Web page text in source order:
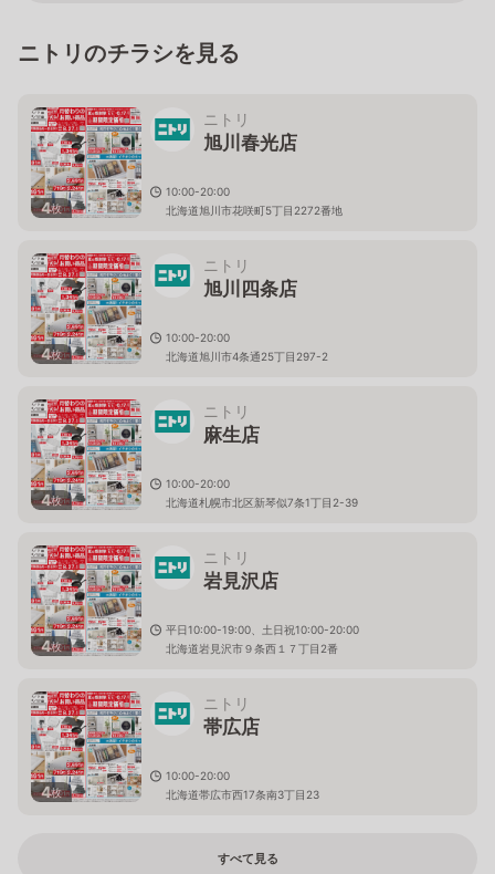
ニトリのチラシを見る
4枚
ニトリ
旭川春光店
10:00-20:00
北海道旭川市花咲町5丁目2272番地
4枚
ニトリ
旭川四条店
10:00-20:00
北海道旭川市4条通25丁目297-2
4枚
ニトリ
麻生店
10:00-20:00
北海道札幌市北区新琴似7条1丁目2-39
4枚
ニトリ
岩見沢店
平日10:00-19:00、土日祝10:00-20:00
北海道岩見沢市９条西１７丁目2番
4枚
ニトリ
帯広店
10:00-20:00
北海道帯広市西17条南3丁目23
すべて見る